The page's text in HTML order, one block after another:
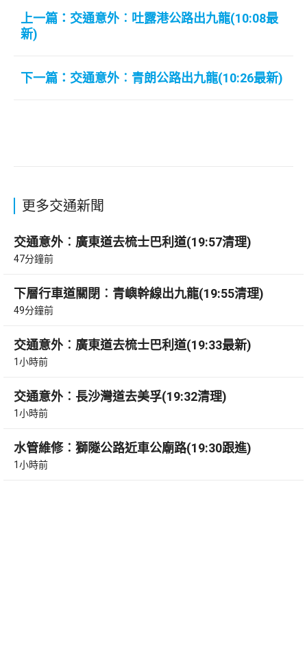
上一篇：交通意外︰吐露港公路出九龍(10:08最
新)
下一篇：交通意外︰青朗公路出九龍(10:26最新)
更多交通新聞
交通意外︰廣東道去梳士巴利道(19:57清理)
47分鐘前
下層行車道關閉︰青嶼幹線出九龍(19:55清理)
49分鐘前
交通意外︰廣東道去梳士巴利道(19:33最新)
1小時前
交通意外︰長沙灣道去美孚(19:32清理)
1小時前
水管維修︰獅隧公路近車公廟路(19:30跟進)
1小時前